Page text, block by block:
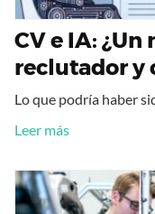
CV e IA:
reclutador y
Lo que podría haber
Leer más